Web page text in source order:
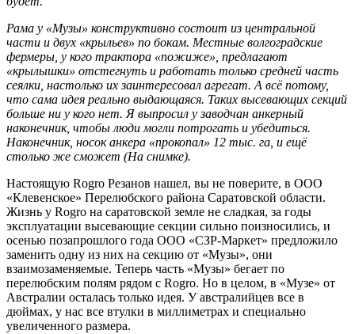
Рама у «Музы» конструктивно состоит из центральной
части и двух «крыльев» по бокам. Местные волгоградские
фермеры, у кого трактора «пожиже», предлагают
«крылышки» отстегнуть и работать только средней часть
сеялки, настолько их заинтересовал агрегат. А всё потому,
что сама идея реально выдающаяся. Таких высевающих секций
больше ни у кого нет. Я выпросил у заводчан анкерный
наконечник, чтобы люди могли потрогать и убедиться.
Наконечник, носок анкера «прокопал» 12 тыс. га, и ещё
столько же сможет (На снимке).
Настоящую Rogrо Резанов нашел, вы не поверите, в ООО
«Клевенское» Перелюбского района Саратовской области.
Жизнь у Rogrо на саратовской земле не сладкая, за годы
эксплуатации высевающие секции сильно поизносились, и
осенью позапрошлого года ООО «СЗР-Маркет» предложило
заменить одну из них на секцию от «Музы», они
взаимозаменяемые. Теперь часть «Музы» бегает по
перелюбским полям рядом с Rogrо. Но в целом, в «Музе» от
Австралии осталась только идея. У австралийцев все в
дюймах, у нас все втулки в миллиметрах и специально
увеличенного размера.